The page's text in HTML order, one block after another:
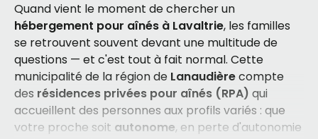
Quand vient le moment de chercher un
hébergement pour aînés à Lavaltrie, les familles
se retrouvent souvent devant une multitude de
questions — et c'est tout à fait normal. Cette
municipalité de la région de Lanaudièrecompte
des résidences privées pour aînés (RPA) qui
accueillent des personnes aux profils variés : que
votre proche soit autonome, en perte d'autonomie